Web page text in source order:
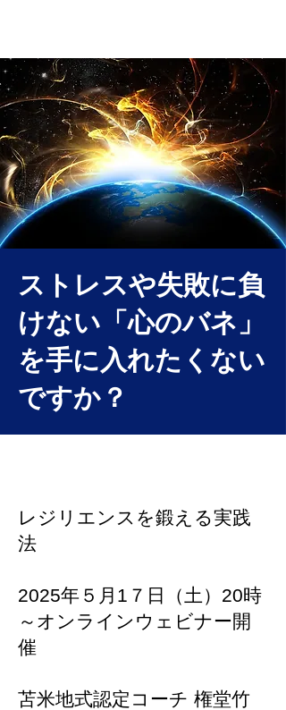
ストレスや失敗に負
けない「心のバネ」
を手に入れたくない
ですか？
レジリエンスを鍛える実践
法
2025年５月1７日（土）20時
～オンラインウェビナー開
催
苫米地式認定コーチ 権堂竹